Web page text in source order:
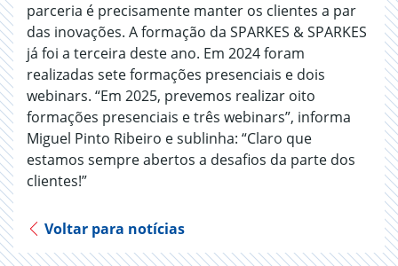
parceria é precisamente manter os clientes a par
das inovações. A formação da SPARKES & SPARKES
já foi a terceira deste ano. Em 2024 foram
realizadas sete formações presenciais e dois
webinars. “Em 2025, prevemos realizar oito
formações presenciais e três webinars”, informa
Miguel Pinto Ribeiro e sublinha: “Claro que
estamos sempre abertos a desafios da parte dos
clientes!”
Voltar para notícias